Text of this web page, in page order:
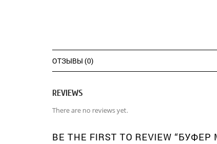
ОТЗЫВЫ (0)
REVIEWS
There are no reviews yet.
BE THE FIRST TO REVIEW